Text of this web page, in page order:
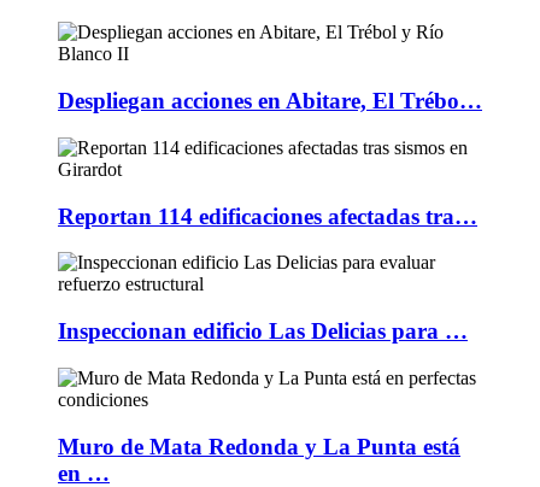
Despliegan acciones en Abitare, El Trébo…
Reportan 114 edificaciones afectadas tra…
Inspeccionan edificio Las Delicias para …
Muro de Mata Redonda y La Punta está
en …